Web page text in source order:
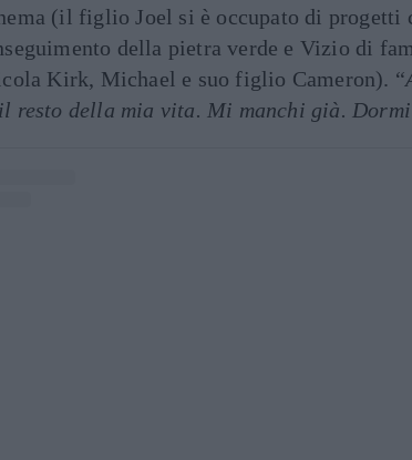
(il figlio Joel si è occupato di progetti
della pietra verde e Vizio di
Kirk, Michael e suo figlio Cameron). “
resto della mia vita. Mi manchi già. Dormi